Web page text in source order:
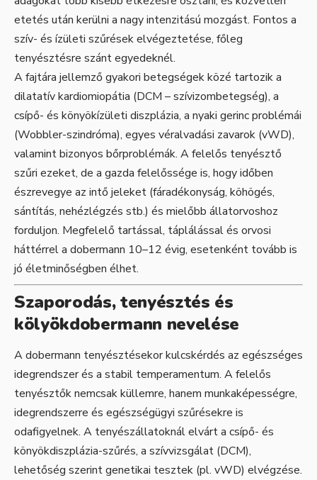
etetés után kerülni a nagy intenzitású mozgást. Fontos a
szív- és ízületi szűrések elvégeztetése, főleg
tenyésztésre szánt egyedeknél.
A fajtára jellemző gyakori betegségek közé tartozik a
dilatatív kardiomiopátia (DCM – szívizombetegség), a
csípő- és könyökízületi diszplázia, a nyaki gerinc problémái
(Wobbler-szindróma), egyes véralvadási zavarok (vWD),
valamint bizonyos bőrproblémák. A felelős tenyésztő
szűri ezeket, de a gazda felelőssége is, hogy időben
észrevegye az intő jeleket (fáradékonyság, köhögés,
sántítás, nehézlégzés stb.) és mielőbb állatorvoshoz
forduljon. Megfelelő tartással, táplálással és orvosi
háttérrel a dobermann 10–12 évig, esetenként tovább is
jó életminőségben élhet.
Szaporodás, tenyésztés és
kölyökdobermann nevelése
A dobermann tenyésztésekor kulcskérdés az egészséges
idegrendszer és a stabil temperamentum. A felelős
tenyésztők nemcsak küllemre, hanem munkaképességre,
idegrendszerre és egészségügyi szűrésekre is
odafigyelnek. A tenyészállatoknál elvárt a csípő- és
könyökdiszplázia-szűrés, a szívvizsgálat (DCM),
lehetőség szerint genetikai tesztek (pl. vWD) elvégzése.